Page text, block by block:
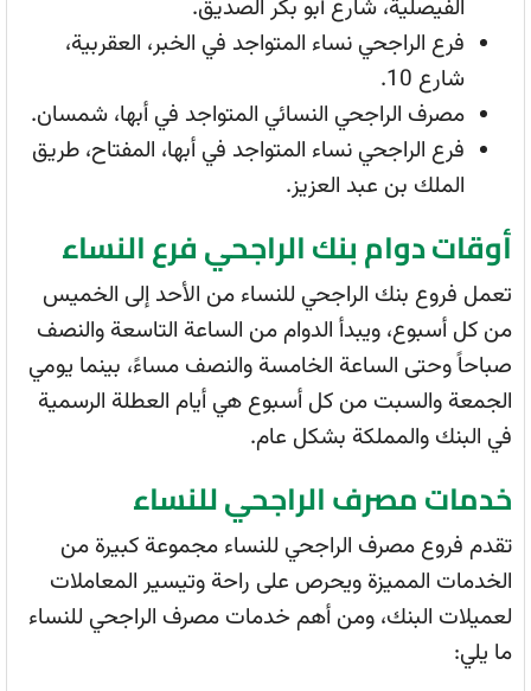
الفيصلية، شارع أبو بكر الصديق.
فرع الراجحي نساء المتواجد في الخبر، العقربية،
شارع 10.
مصرف الراجحي النسائي المتواجد في أبها، شمسان.
فرع الراجحي نساء المتواجد في أبها، المفتاح، طريق
الملك بن عبد العزيز.
أوقات دوام بنك الراجحي فرع النساء
تعمل فروع بنك الراجحي للنساء من الأحد إلى الخميس
من كل أسبوع، ويبدأ الدوام من الساعة التاسعة والنصف
صباحاً وحتى الساعة الخامسة والنصف مساءً، بينما يومي
الجمعة والسبت من كل أسبوع هي أيام العطلة الرسمية
في البنك والمملكة بشكل عام.
خدمات مصرف الراجحي للنساء
تقدم فروع مصرف الراجحي للنساء مجموعة كبيرة من
الخدمات المميزة ويحرص على راحة وتيسير المعاملات
لعميلات البنك، ومن أهم خدمات مصرف الراجحي للنساء
ما يلي: